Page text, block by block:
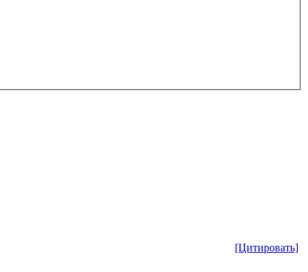
[Цитировать]